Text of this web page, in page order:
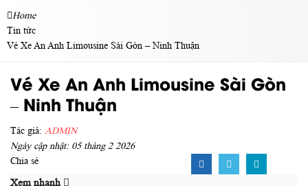
Home
Tin tức
Vé Xe An Anh Limousine Sài Gòn – Ninh Thuận
Vé Xe An Anh Limousine Sài Gòn
– Ninh Thuận
Tác giả: ADMIN
Ngày cập nhật: 05 tháng 2 2026
Chia sẻ
Xem nhanh